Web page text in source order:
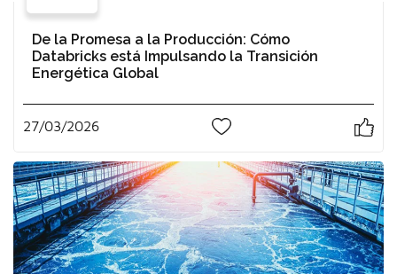
De la Promesa a la Producción: Cómo
Databricks está Impulsando la Transición
Energética Global
27/03/2026